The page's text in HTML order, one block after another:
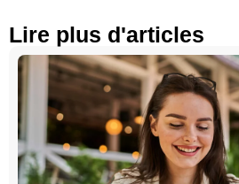
Lire plus d'articles